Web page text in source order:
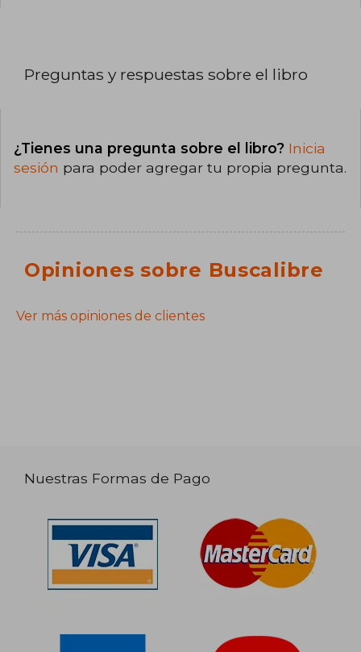
Preguntas y respuestas sobre el libro
¿Tienes una pregunta sobre el libro? Inicia
sesión para poder agregar tu propia pregunta.
Opiniones sobre Buscalibre
Ver más opiniones de clientes
Nuestras Formas de Pago